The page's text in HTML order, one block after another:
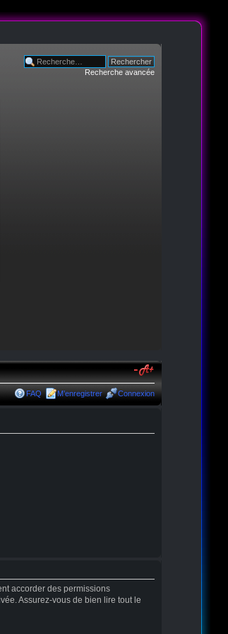
Recherche avancée
FAQ M’enregistrer Connexion
accorder des permissions
Assurez-vous de bien lire tout le